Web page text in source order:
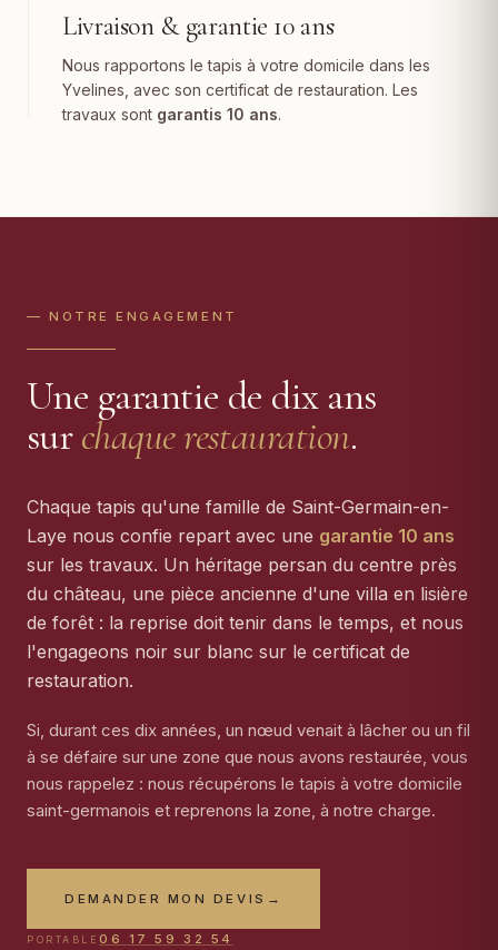
Livraison & garantie 10 ans
Nous rapportons le tapis à votre domicile dans les
Yvelines, avec son certificat de restauration. Les
travaux sont garantis 10 ans.
— NOTRE ENGAGEMENT
Une garantie de dix ans
surchaque restauration.
Chaque tapis qu'une famille de Saint-Germain-en-
Laye nous confie repart avec une garantie 10 ans
sur les travaux. Un héritage persan du centre près
du château, une pièce ancienne d'une villa en lisière
de forêt : la reprise doit tenir dans le temps, et nous
l'engageons noir sur blanc sur le certificat de
restauration.
Si, durant ces dix années, un nœud venait à lâcher ou un fil
à se défaire sur une zone que nous avons restaurée, vous
nous rappelez : nous récupérons le tapis à votre domicile
saint-germanois et reprenons la zone, à notre charge.
DEMANDER MON DEVIS →
PORTABLE06 17 59 32 54